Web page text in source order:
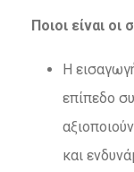
Ποιοι είναι οι
Η
επίπεδο
και